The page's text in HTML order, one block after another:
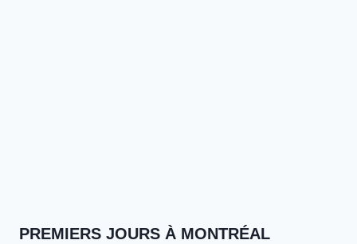
PREMIERS JOURS À MONTRÉAL